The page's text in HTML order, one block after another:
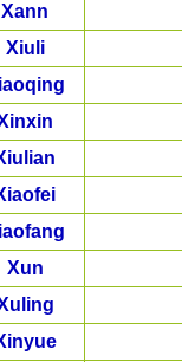
Xann
Xiuli
Xun